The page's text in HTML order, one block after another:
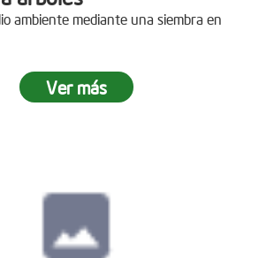
ambiente mediante una siembra en
Ver más